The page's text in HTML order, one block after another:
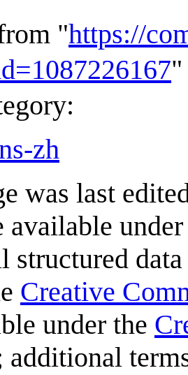
"https://
"
zh
was last
available
structured
Creative
under the
additional